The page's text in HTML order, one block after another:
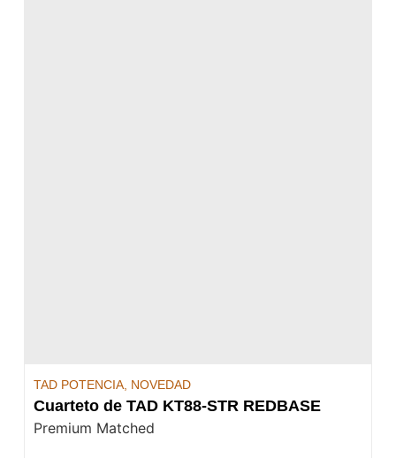
TAD POTENCIA, NOVEDAD
Cuarteto de TAD KT88-STR REDBASE
Premium Matched